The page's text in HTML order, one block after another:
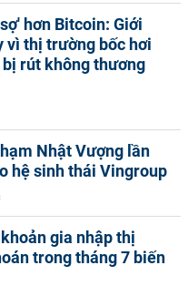
hơn Bitcoin: Giới
vì thị trường bốc hơi
bị rút không thương
Nhật Vượng lần
hệ sinh thái Vingroup
gia nhập thị
trong tháng 7 biến